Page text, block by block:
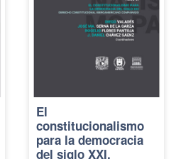
El
constitucionalismo
para la democracia
del siglo XXI.